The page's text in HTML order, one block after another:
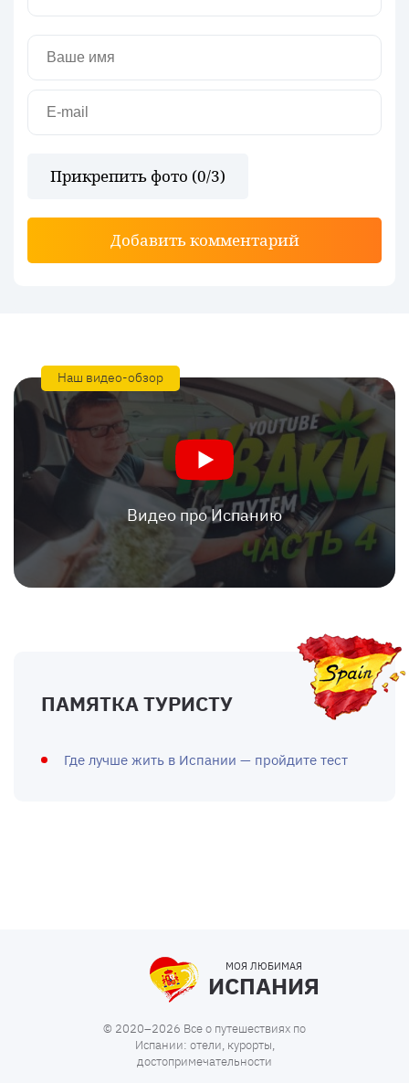
Прикрепить фото (0/3)
Добавить комментарий
Наш видео-обзор
Видео про Испанию
ПАМЯТКА ТУРИСТУ
Где лучше жить в Испании — пройдите тест
МОЯ ЛЮБИМАЯ
ИСПАНИЯ
© 2020–2026 Все о путешествиях по
Испании: отели, курорты,
достопримечательности